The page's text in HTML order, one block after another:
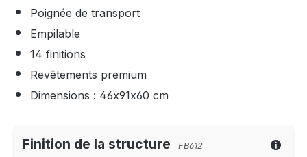
Poignée de transport
Empilable
14 finitions
Revêtements premium
Dimensions : 46x91x60 cm
Finition de la structure FB612